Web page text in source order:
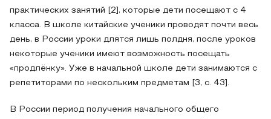
практических занятий [2], которые дети посещают с 4
класса. В школе китайские ученики проводят почти весь
день, в России уроки длятся лишь полдня, после уроков
некоторые ученики имеют возможность посещать
«продлёнку». Уже в начальной школе дети занимаются с
репетиторами по нескольким предметам [3, с. 43].
В России период получения начального общего